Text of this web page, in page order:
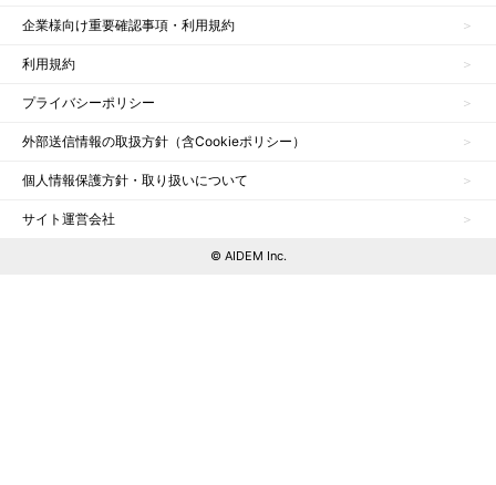
企業様向け重要確認事項・利用規約
利用規約
プライバシーポリシー
外部送信情報の取扱方針（含Cookieポリシー）
個人情報保護方針・取り扱いについて
サイト運営会社
© AIDEM Inc.